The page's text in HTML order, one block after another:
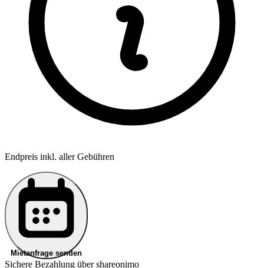
Endpreis inkl. aller Gebühren
Mietanfrage senden
Sichere Bezahlung über shareonimo